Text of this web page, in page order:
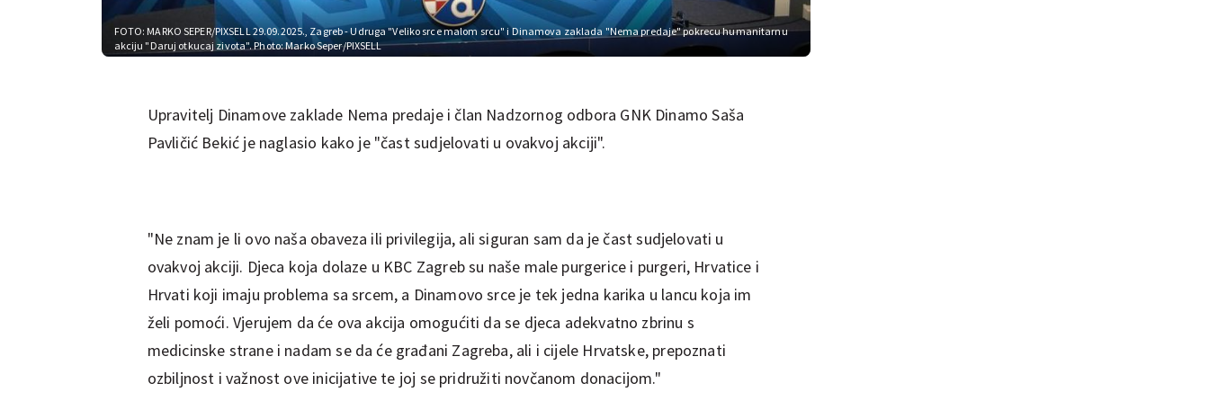
FOTO: MARKO SEPER/PIXSELL29.09.2025., Zagreb - Udruga "Veliko srce malom srcu" i Dinamova zaklada "Nema predaje" pokrecu humanitarnu
akciju "Daruj otkucaj zivota". Photo: Marko Seper/PIXSELL
Upravitelj Dinamove zaklade Nema predaje i član Nadzornog odbora GNK Dinamo Saša
Pavličić Bekić je naglasio kako je "čast sudjelovati u ovakvoj akciji".
"Ne znam je li ovo naša obaveza ili privilegija, ali siguran sam da je čast sudjelovati u
ovakvoj akciji. Djeca koja dolaze u KBC Zagreb su naše male purgerice i purgeri, Hrvatice i
Hrvati koji imaju problema sa srcem, a Dinamovo srce je tek jedna karika u lancu koja im
želi pomoći. Vjerujem da će ova akcija omogućiti da se djeca adekvatno zbrinu s
medicinske strane i nadam se da će građani Zagreba, ali i cijele Hrvatske, prepoznati
ozbiljnost i važnost ove inicijative te joj se pridružiti novčanom donacijom."